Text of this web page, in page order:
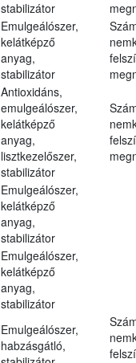
stabilizátor
Emulgeálószer,
kelátképző
anyag,
stabilizátor
Antioxidáns,
emulgeálószer,
kelátképző
anyag,
lisztkezelőszer,
stabilizátor
Emulgeálószer,
kelátképző
anyag,
stabilizátor
Emulgeálószer,
kelátképző
anyag,
stabilizátor
Emulgeálószer,
habzásgátló,